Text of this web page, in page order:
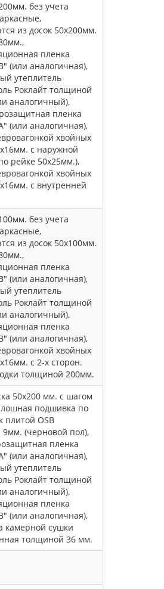
без учета
из досок 50х200мм.
пленка
(или аналогичная),
утеплитель
Роклайт толщиной
аналогичный),
пленка
(или аналогичная),
хвойных
с наружной
рейке 50х25мм.),
хвойных
с внутренней
без учета
из досок 50х100мм.
пленка
(или аналогичная),
утеплитель
Роклайт толщиной
аналогичный),
пленка
(или аналогичная),
хвойных
с 2-х сторон.
толщиной 200мм.
50х200 мм. с шагом
подшивка по
плитой OSB
(черновой пол),
пленка
(или аналогичная),
утеплитель
Роклайт толщиной
аналогичный),
пленка
(или аналогичная),
камерной сушки
толщиной 36 мм.